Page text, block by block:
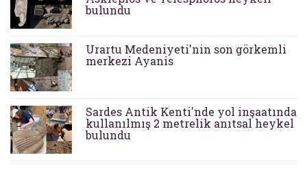
bulundu
Urartu Medeniyeti'nin son görkemli
merkezi Ayanis
Sardes Antik Kenti'nde yol inşaatında
kullanılmış 2 metrelik anıtsal heykel
bulundu